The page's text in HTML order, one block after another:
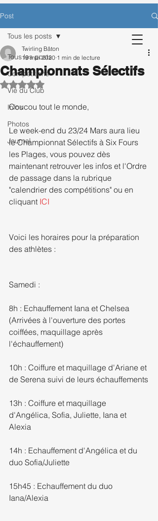
D’UNE SÉANCE D’ESSAI OFFERTE.
Inscription
Post
Tous les posts
Compétitions
Vie du Club
Infos
Photos
Journal
Tous les posts
Championnats Sélectifs
Twirling Bâton
19 mai 2020 1 min de lecture
Noté NaN étoiles sur 5.
Coucou tout le monde,
Le week-end du 23/24 Mars aura lieu
le Championnat Sélectifs à Six Fours
les Plages, vous pouvez dès
maintenant retrouver les infos et l'Ordre
de passage dans la rubrique
"calendrier des compétitions" ou en
cliquant ICI
Voici les horaires pour la préparation
des athlètes :
Samedi :
8h : Echauffement Iana et Chelsea
(Arrivées à l'ouverture des portes
coiffées, maquillage après
l'échauffement)
10h : Coiffure et maquillage d'Ariane et
de Serena suivi de leurs échauffements
13h : Coiffure et maquillage
d'Angélica, Sofia, Juliette, Iana et
Alexia
14h : Echauffement d'Angélica et du
duo Sofia/Juliette
15h45 : Echauffement du duo
Iana/Alexia